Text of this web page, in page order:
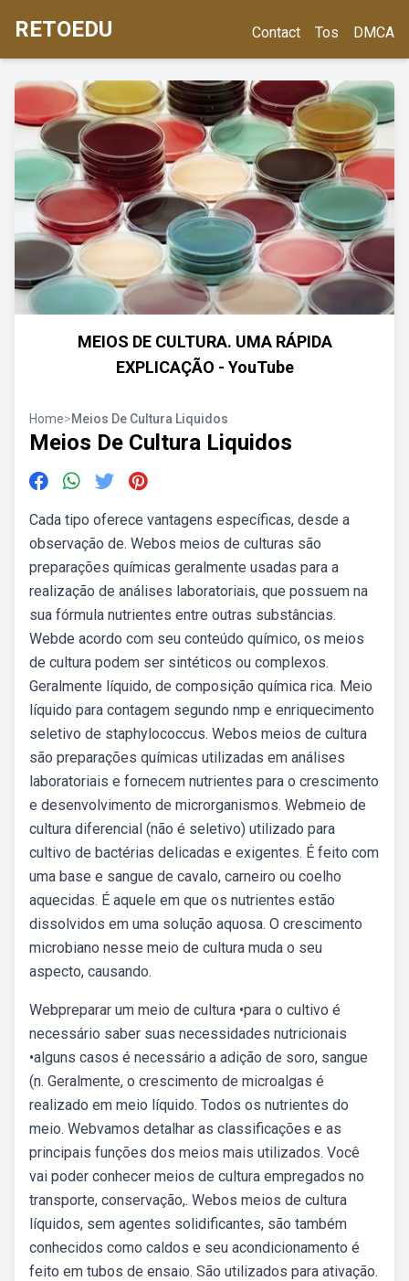
RETOEDU Contact Tos DMCA
MEIOS DE CULTURA. UMA RÁPIDA
EXPLICAÇÃO - YouTube
Home>Meios De Cultura Liquidos
Meios De Cultura Liquidos
Cada tipo oferece vantagens específicas, desde a
observação de. Webos meios de culturas são
preparações químicas geralmente usadas para a
realização de análises laboratoriais, que possuem na
sua fórmula nutrientes entre outras substâncias.
Webde acordo com seu conteúdo químico, os meios
de cultura podem ser sintéticos ou complexos.
Geralmente líquido, de composição química rica. Meio
líquido para contagem segundo nmp e enriquecimento
seletivo de staphylococcus. Webos meios de cultura
são preparações químicas utilizadas em análises
laboratoriais e fornecem nutrientes para o crescimento
e desenvolvimento de microrganismos. Webmeio de
cultura diferencial (não é seletivo) utilizado para
cultivo de bactérias delicadas e exigentes. É feito com
uma base e sangue de cavalo, carneiro ou coelho
aquecidas. É aquele em que os nutrientes estão
dissolvidos em uma solução aquosa. O crescimento
microbiano nesse meio de cultura muda o seu
aspecto, causando.
Webpreparar um meio de cultura •para o cultivo é
necessário saber suas necessidades nutricionais
•alguns casos é necessário a adição de soro, sangue
(n. Geralmente, o crescimento de microalgas é
realizado em meio líquido. Todos os nutrientes do
meio. Webvamos detalhar as classificações e as
principais funções dos meios mais utilizados. Você
vai poder conhecer meios de cultura empregados no
transporte, conservação,. Webos meios de cultura
líquidos, sem agentes solidificantes, são também
conhecidos como caldos e seu acondicionamento é
feito em tubos de ensaio. São utilizados para ativação.